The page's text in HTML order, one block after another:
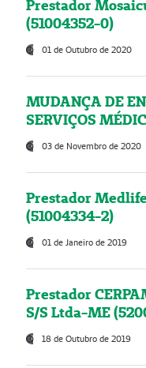
Prestador
(51004352-0)
01 de Outubro de 2020
MUDANÇA DE
SERVIÇOS
03 de Novembro de 2020
Prestador
(51004334-2)
01 de Janeiro de 2019
Prestador
S/S Ltda-ME
18 de Outubro de 2019